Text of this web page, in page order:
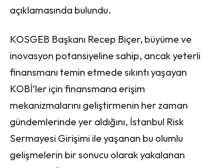
açıklamasında bulundu.
KOSGEB Başkanı Recep Biçer, büyüme ve
inovasyon potansiyeline sahip, ancak yeterli
finansmanı temin etmede sıkıntı yaşayan
KOBİ’ler için finansmana erişim
mekanizmalarını geliştirmenin her zaman
gündemlerinde yer aldığını, İstanbul Risk
Sermayesi Girişimi ile yaşanan bu olumlu
gelişmelerin bir sonucu olarak yakalanan